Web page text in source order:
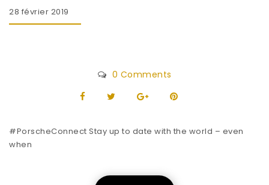
28 février 2019
0 Comments
#PorscheConnect Stay up to date with the world – even
when